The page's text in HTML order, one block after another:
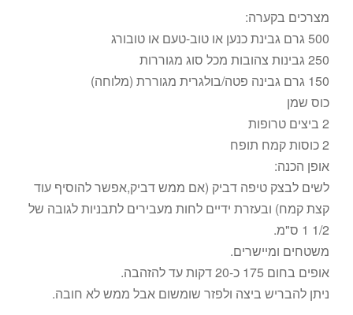
מצרכים בקערה:
500 גרם גבינת כנען או טוב-טעם או טובורג
250 גבינות צהובות מכל סוג מגוררות
150 גרם גבינה פטה/בולגרית מגוררת (מלוחה)
כוס שמן
2 ביצים טרופות
2 כוסות קמח תופח
אופן הכנה:
לשים לבצק טיפה דביק (אם ממש דביק,אפשר להוסיף עוד
קצת קמח) ובעזרת ידיים לחות מעבירים לתבניות לגובה של
1/2 1 ס"מ.
משטחים ומיישרים.
אופים בחום 175 כ-20 דקות עד להזהבה.
ניתן להבריש ביצה ולפזר שומשום אבל ממש לא חובה.